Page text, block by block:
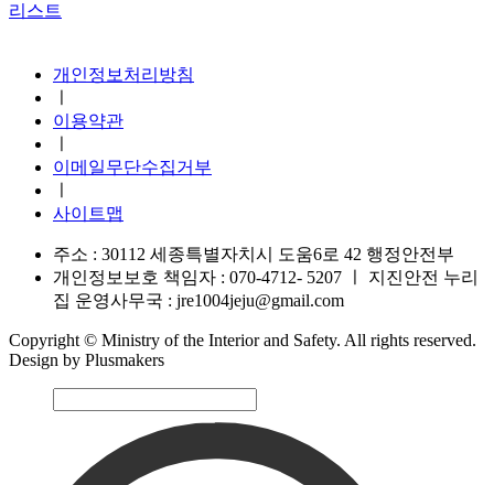
리스트
개인정보처리방침
이용약관
이메일무단수집거부
사이트맵
주소 : 30112 세종특별자치시 도움6로 42 행정안전부
개인정보보호 책임자 : 070-4712- 5207
지진안전 누리
집 운영사무국 : jre1004jeju@gmail.com
Copyright © Ministry of the Interior and Safety. All rights reserved.
Design by Plusmakers